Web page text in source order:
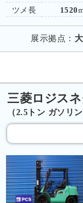
ツメ長 1520
展示拠点：
三菱ロジス
（2.5トン ガソリン